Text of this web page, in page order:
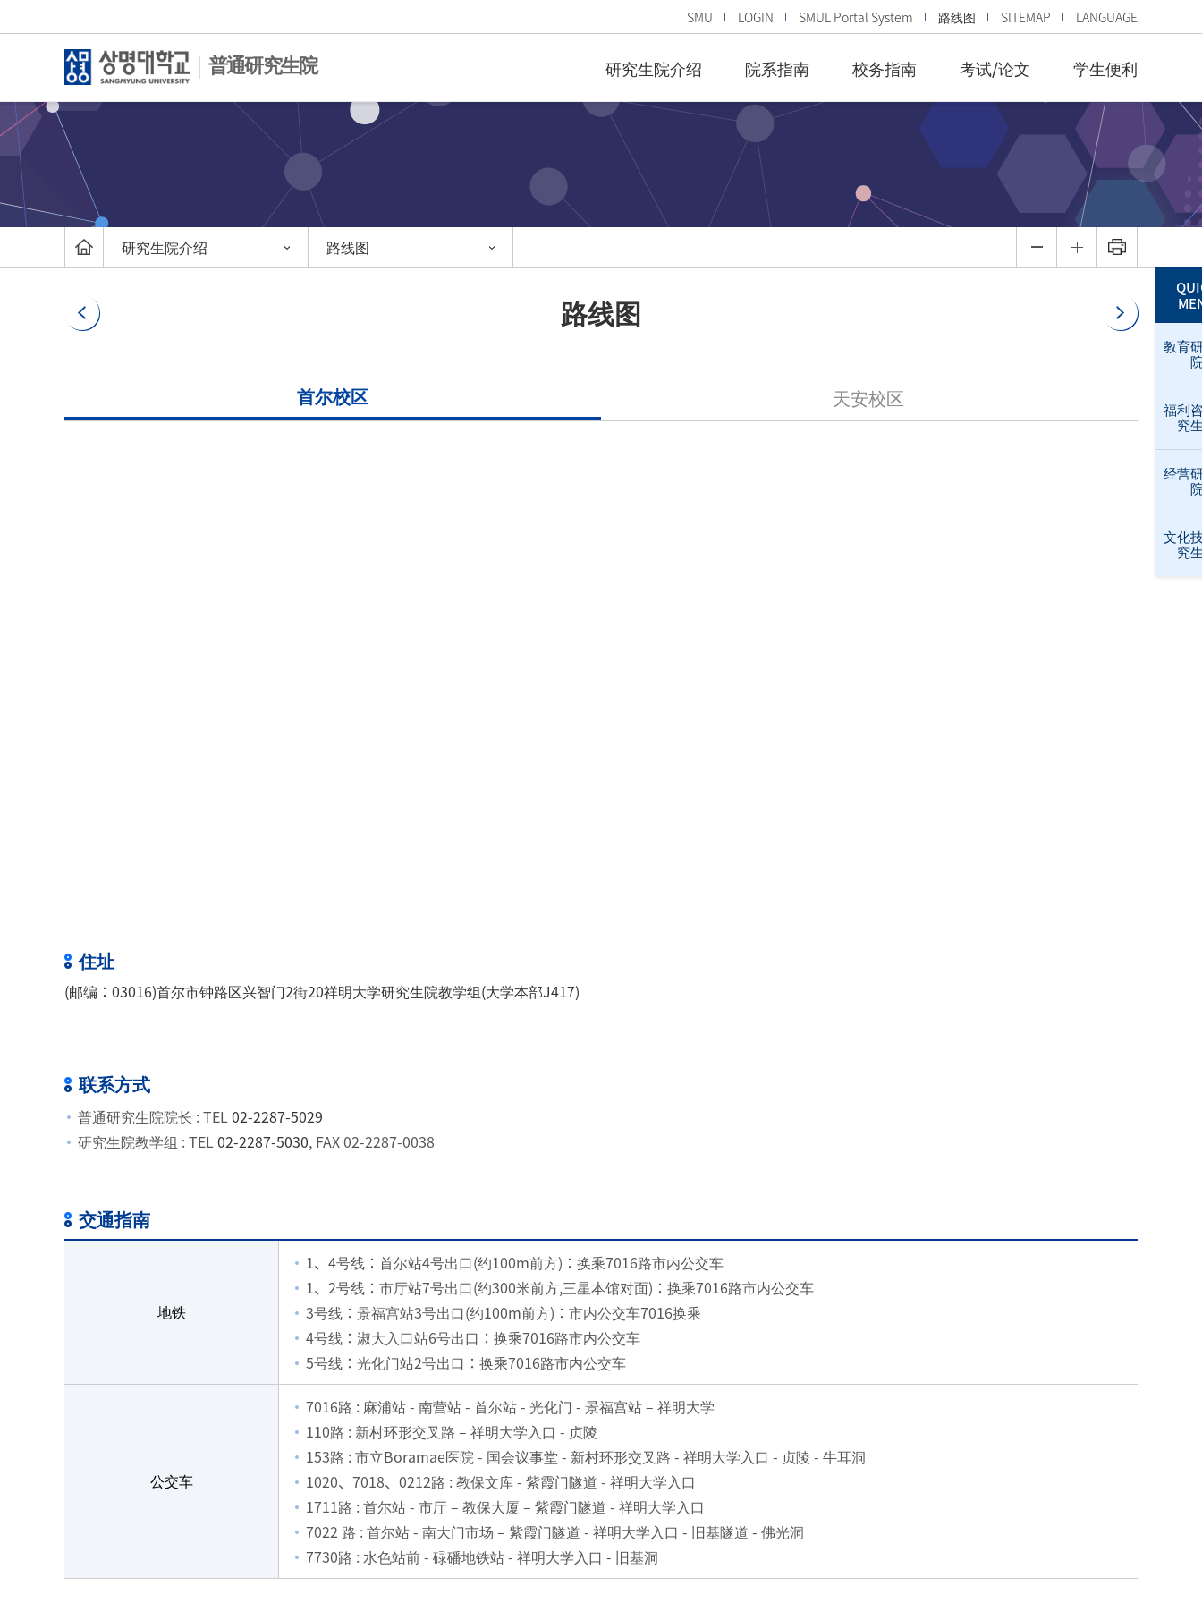
SMU LOGIN SMUL Portal System 路线图 SITEMAP LANGUAGE
普通研究生院 研究生院介绍 院系指南 校务指南 考试/论文 学生便利
教育
福利
究
经营
文化
究
研究生院介绍 路线图
路线图
首尔校区 天安校区
住址
(邮编：03016)首尔市钟路区兴智门2街20祥明大学研究生院教学组(大学本部J417)
联系方式
普通研究生院院长 : TEL02-2287-5029
研究生院教学组 : TEL02-2287-5030, FAX 02-2287-0038
交通指南
地铁
1、4号线：首尔站4号出口(约100m前方)：换乘7016路市内公交车
1、2号线：市厅站7号出口(约300米前方,三星本馆对面)：换乘7016路市内公交车
3号线：景福宫站3号出口(约100m前方)：市内公交车7016换乘
4号线：淑大入口站6号出口：换乘7016路市内公交车
5号线：光化门站2号出口：换乘7016路市内公交车
公交车
7016路 : 麻浦站 - 南营站 - 首尔站 - 光化门 - 景福宫站 – 祥明大学
110路 : 新村环形交叉路 – 祥明大学入口 - 贞陵
153路 : 市立Boramae医院 - 国会议事堂 - 新村环形交叉路 - 祥明大学入口 - 贞陵 - 牛耳洞
1020、7018、0212路 : 教保文库 - 紫霞门隧道 - 祥明大学入口
1711路 : 首尔站 - 市厅 – 教保大厦 – 紫霞门隧道 - 祥明大学入口
7022 路 : 首尔站 - 南大门市场 – 紫霞门隧道 - 祥明大学入口 - 旧基隧道 - 佛光洞
7730路 : 水色站前 - 碌磻地铁站 - 祥明大学入口 - 旧基洞